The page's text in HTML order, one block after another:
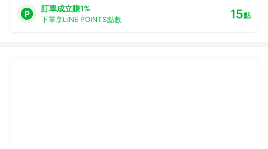
訂單成立賺1%
下單享LINE POINTS點數 15點